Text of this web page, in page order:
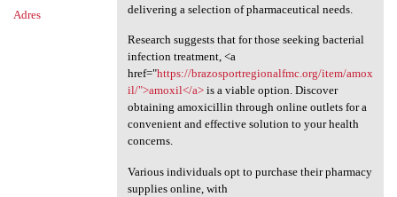
Adres
delivering a selection of pharmaceutical needs.
Research suggests that for those seeking bacterial
infection treatment, <a
href="https://brazosportregionalfmc.org/item/amox
il/">amoxil</a>is a viable option. Discover
obtaining amoxicillin through online outlets for a
convenient and effective solution to your health
concerns.
Various individuals opt to purchase their pharmacy
supplies online, with